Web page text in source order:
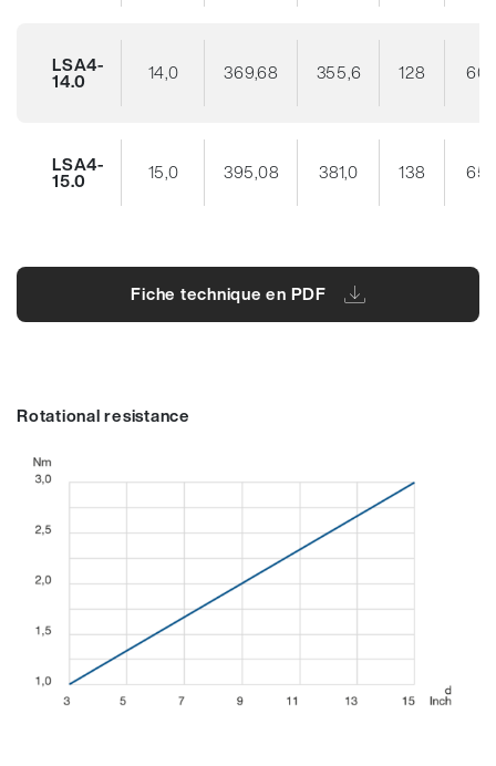
LSA4-
14.0 14,0 369,68 355,6 128 60
LSA4-
15.0 15,0 395,08 381,0 138 65
Fiche technique en PDF
Rotational resistance